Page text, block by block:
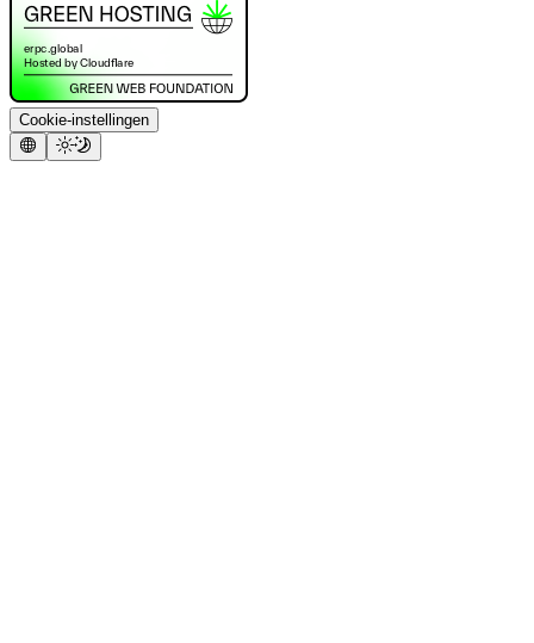
Cookie-instellingen